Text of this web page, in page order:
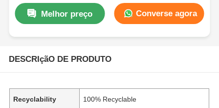
Melhor preço Converse agora
DESCRIçãO DE PRODUTO
Recyclability 100% Recyclable